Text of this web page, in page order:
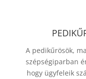
A pedikűrösök,
szépségiparban
hogy ügyfeleik